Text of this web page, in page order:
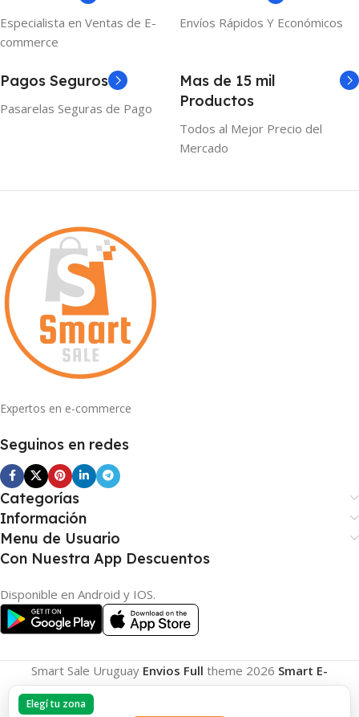
Elegí tu zona
Especialista en Ventas de E-
commerce
Envíos Rápidos Y Económicos
Pagos Seguros
Pasarelas Seguras de Pago
Mas de 15 mil
Productos
Todos al Mejor Precio del
Mercado
Expertos en e-commerce
Seguinos en redes
Categorías
Información
Menu de Usuario
Con Nuestra App Descuentos
Disponible en Android y IOS.
Smart Sale Uruguay Envios Full theme 2026 Smart E-
Commerce.